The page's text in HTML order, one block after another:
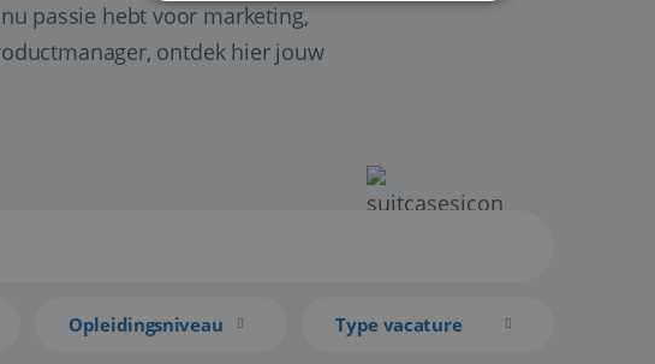
passie hebt voor marketing,
ontdek hier jouw
Opleidingsniveau Type vacature